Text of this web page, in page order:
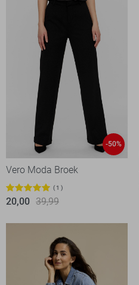
-50%
Vero Moda Broek
1
20,00 39,99